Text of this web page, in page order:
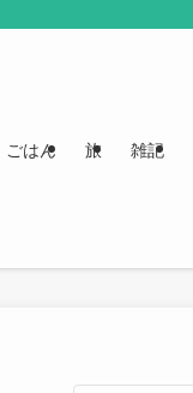
ごはん 旅 雑記